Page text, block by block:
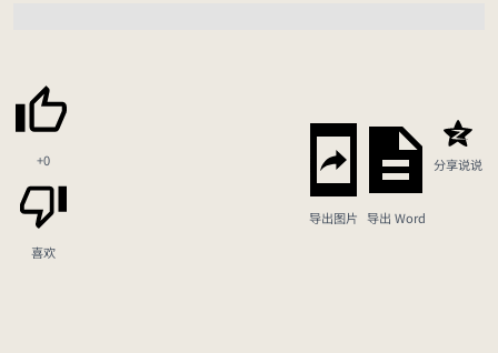
+0
喜欢
导出图片 导出 Word
分享说说